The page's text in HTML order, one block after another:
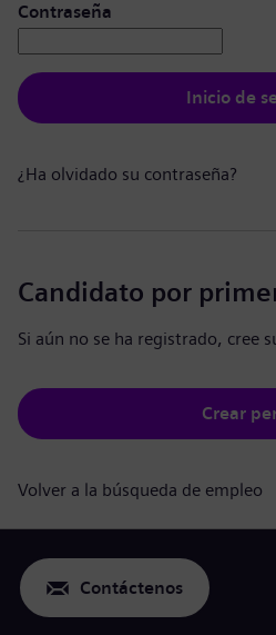
Contraseña
Inicio de
¿Ha olvidado su contraseña?
Candidato por
Si aún no se ha registrado, cree
Crear
Volver a la búsqueda de empleo
Contáctenos